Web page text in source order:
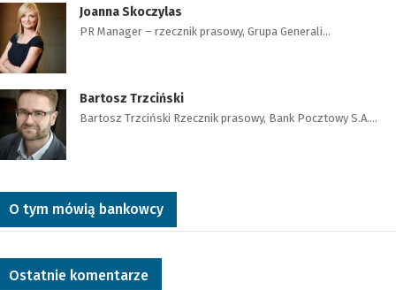
Joanna Skoczylas
PR Manager – rzecznik prasowy, Grupa Generali…
Bartosz Trzciński
Bartosz Trzciński Rzecznik prasowy, Bank Pocztowy S.A.…
O tym mówią bankowcy
Ostatnie komentarze